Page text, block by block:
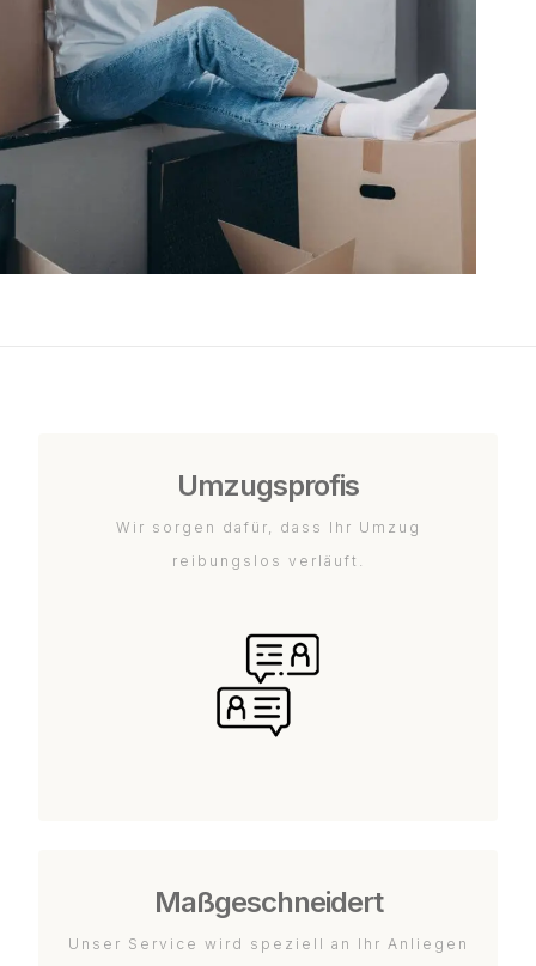
Umzugsprofis
Wir sorgen dafür, dass Ihr Umzug
reibungslos verläuft.
Maßgeschneidert
Unser Service wird speziell an Ihr Anliegen